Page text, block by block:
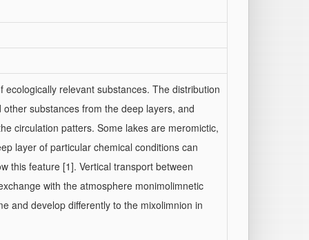
relevant substances. The distribution
substances from the deep layers, and
circulation patters. Some lakes are meromictic,
layer of particular chemical conditions can
this feature [1]. Vertical transport between
with the atmosphere monimolimnetic
and develop differently to the mixolimnion in